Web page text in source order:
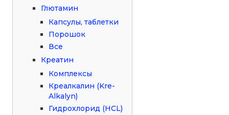
Глютамин
Капсулы, таблетки
Порошок
Все
Креатин
Комплексы
Креалкалин (Kre-
Alkalyn)
Гидрохлорид (HCL)